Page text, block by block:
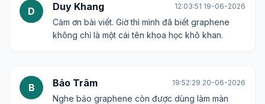
D Duy Khang 12:03:51 19-06-2026
Cảm ơn bài viết. Giờ thì mình đã biết graphene
không chỉ là một cái tên khoa học khô khan.
B Bảo Trâm 19:52:29 20-06-2026
Nghe bảo graphene còn được dùng làm màn